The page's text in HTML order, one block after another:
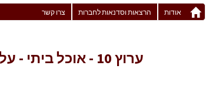
אודות הרצאות וסדנאות לחברות צרו קשר
ערוץ 10 - אוכל ביתי - על בריאות ואחוזי שומן